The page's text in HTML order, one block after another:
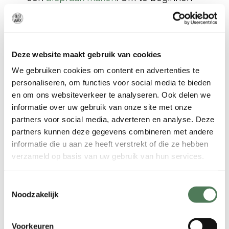
Deze website maakt gebruik van cookies
We gebruiken cookies om content en advertenties te
personaliseren, om functies voor social media te bieden
en om ons websiteverkeer te analyseren. Ook delen we
informatie over uw gebruik van onze site met onze
partners voor social media, adverteren en analyse. Deze
partners kunnen deze gegevens combineren met andere
informatie die u aan ze heeft verstrekt of die ze hebben
verzameld op basis van uw gebruik van hun services.
Noodzakelijk
Voorkeuren
hoeft u zich een tijdje niet te scheren.
gedesinfecteerd. Daarna brengt onze
Combinal aan, cosmetica van de hoogst
haalbare kwaliteit. De vloeibare, hete
wax wordt met een spateltje
aangebracht. Na een paar seconde
wordt de wax hard en trekt de
specialiste het er in een snelle
Bikinilijn waxen
Naast Brazilian Wax kunnen wij ook uw
overBikini-ontharing
, dan hebben we